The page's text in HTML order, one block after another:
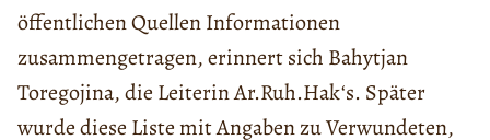
öffentlichen Quellen Informationen
zusammengetragen, erinnert sich Bahytjan
Toregojina, die Leiterin Ar.Ruh.Hak‘s. Später
wurde diese Liste mit Angaben zu Verwundeten,